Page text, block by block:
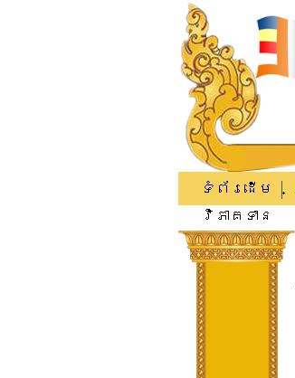
ទំព័រដើម
វិភាគទាន